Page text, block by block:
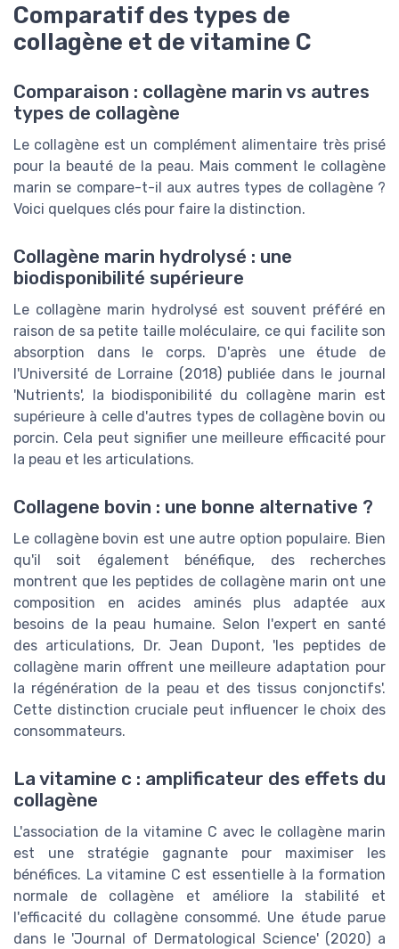
Comparatif des types de
collagène et de vitamine C
Comparaison : collagène marin vs autres
types de collagène
Le collagène est un complément alimentaire très prisé
pour la beauté de la peau. Mais comment le collagène
marin se compare-t-il aux autres types de collagène ?
Voici quelques clés pour faire la distinction.
Collagène marin hydrolysé : une
biodisponibilité supérieure
Le collagène marin hydrolysé est souvent préféré en
raison de sa petite taille moléculaire, ce qui facilite son
absorption dans le corps. D'après une étude de
l'Université de Lorraine (2018) publiée dans le journal
'Nutrients', la biodisponibilité du collagène marin est
supérieure à celle d'autres types de collagène bovin ou
porcin. Cela peut signifier une meilleure efficacité pour
la peau et les articulations.
Collagene bovin : une bonne alternative ?
Le collagène bovin est une autre option populaire. Bien
qu'il soit également bénéfique, des recherches
montrent que les peptides de collagène marin ont une
composition en acides aminés plus adaptée aux
besoins de la peau humaine. Selon l'expert en santé
des articulations, Dr. Jean Dupont, 'les peptides de
collagène marin offrent une meilleure adaptation pour
la régénération de la peau et des tissus conjonctifs'.
Cette distinction cruciale peut influencer le choix des
consommateurs.
La vitamine c : amplificateur des effets du
collagène
L'association de la vitamine C avec le collagène marin
est une stratégie gagnante pour maximiser les
bénéfices. La vitamine C est essentielle à la formation
normale de collagène et améliore la stabilité et
l'efficacité du collagène consommé. Une étude parue
dans le 'Journal of Dermatological Science' (2020) a